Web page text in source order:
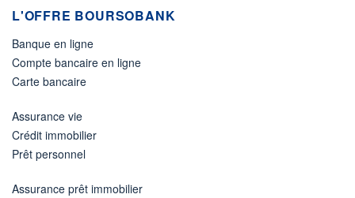
L'OFFRE BOURSOBANK
Banque en ligne
Compte bancaire en ligne
Carte bancaire
Assurance vie
Crédit immobilier
Prêt personnel
Assurance prêt immobilier